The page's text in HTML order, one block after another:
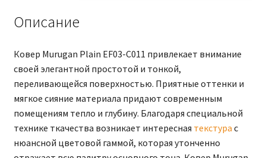
Описание
Ковер Murugan Plain EF03-C011 привлекает внимание
своей элегантной простотой и тонкой,
переливающейся поверхностью. Приятные оттенки и
мягкое сияние материала придают современным
помещениям тепло и глубину. Благодаря специальной
технике ткачества возникает интересная текстура с
нюансной цветовой гаммой, которая утонченно